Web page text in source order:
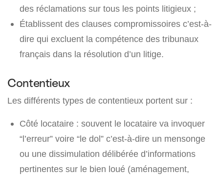
des réclamations sur tous les points litigieux ;
Établissent des clauses compromissoires c’est-à-
dire qui excluent la compétence des tribunaux
français dans la résolution d’un litige.
Contentieux
Les différents types de contentieux portent sur :
Côté locataire : souvent le locataire va invoquer
“l’erreur” voire “le dol” c’est-à-dire un mensonge
ou une dissimulation délibérée d’informations
pertinentes sur le bien loué (aménagement,